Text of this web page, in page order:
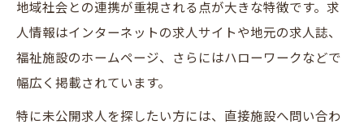
看護求人の現場が提供する安心のサポート
体制
安城市で選ぶ地域密着型通所介護の特徴と
地域社会との連携が重視される点が大きな特徴です。求
人情報はインターネットの求人サイトや地元の求人誌、
福祉施設のホームページ、さらにはハローワークなどで
幅広く掲載されています。
特に未公開求人を探したい方には、直接施設へ問い合わ